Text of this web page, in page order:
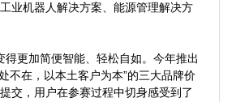
业机器人解决方案、能源管理解决方
更加简便智能、轻松自如。今年推出
不在，以本土客户为本”的三大品牌价
交，用户在参赛过程中切身感受到了